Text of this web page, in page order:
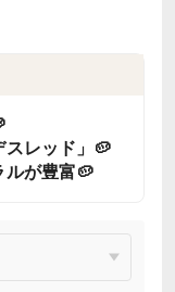
スレッド」🥔
ルが豊富🥔